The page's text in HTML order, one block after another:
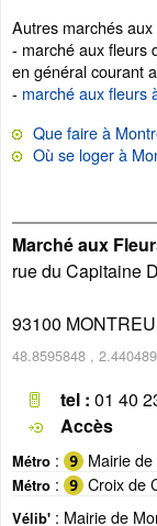
Autres marchés
- marché aux fleurs
en général courant
- marché aux fleurs
Que faire à
Où se loger à
Marché aux
rue du Capitaine
93100
48.8595848 ,
tel : 01 40
Accès
Métro : Mairie
Métro : Croix de
Vélib' : Mairie de